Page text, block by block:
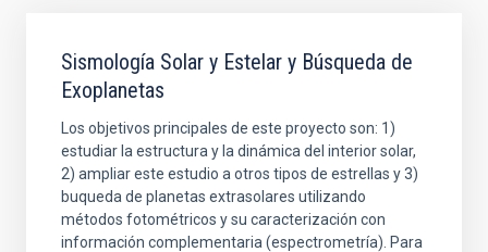
Sismología Solar y Estelar y Búsqueda de
Exoplanetas
Los objetivos principales de este proyecto son: 1)
estudiar la estructura y la dinámica del interior solar,
2) ampliar este estudio a otros tipos de estrellas y 3)
buqueda de planetas extrasolares utilizando
métodos fotométricos y su caracterización con
información complementaria (espectrometría). Para